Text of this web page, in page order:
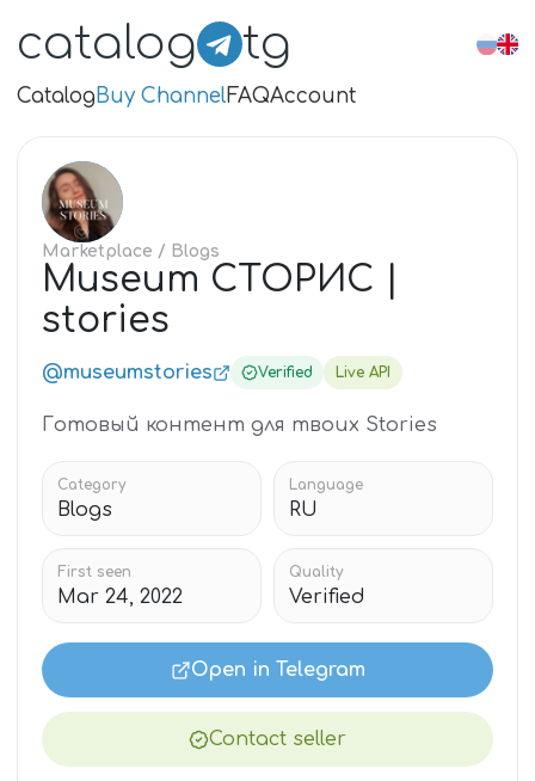
catalog tg
CatalogBuy ChannelFAQAccount
MU
Marketplace / Blogs
Museum СТОРИС |
stories
@museumstories Verified Live API
Готовый контент для твоих Stories
Category
Blogs
Language
RU
First seen
Mar 24, 2022
Quality
Verified
Open in Telegram
Contact seller